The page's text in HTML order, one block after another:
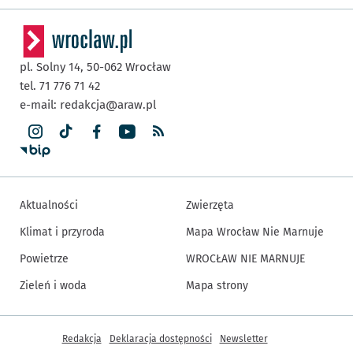
pl. Solny 14, 50-062 Wrocław
tel. 71 776 71 42
e-mail: redakcja@araw.pl
Aktualności
Klimat i przyroda
Powietrze
Zieleń i woda
Zwierzęta
Mapa Wrocław Nie Marnuje
WROCŁAW NIE MARNUJE
Mapa strony
Inne informacje
Redakcja Deklaracja dostępności Newsletter